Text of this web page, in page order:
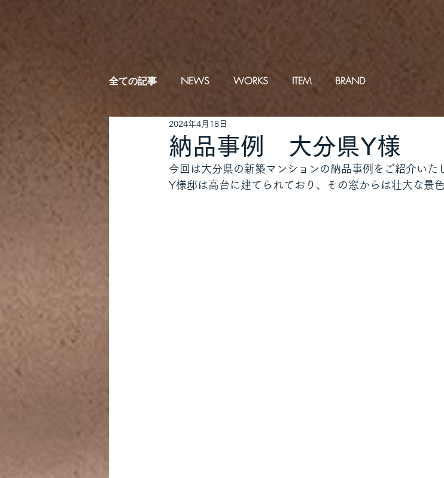
全ての記事 NEWS WORKS ITEM BRAND
納品事例 大分県Y様
2024年4月18日
今回は大分県の新築マンションの納品事例をご紹介いた
Y様邸は高台に建てられており、その窓からは壮大な景